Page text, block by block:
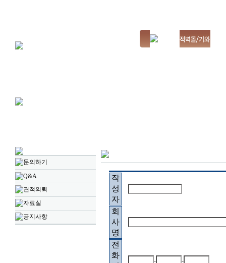
문의하기
Q&A
견적의뢰
자료실
공지사항
작
성
자
회
사
명
전
화
- -